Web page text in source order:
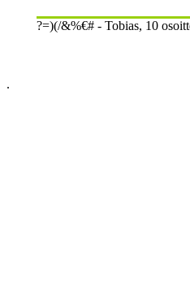
?=)(/&%€# - Tobias, 10
.